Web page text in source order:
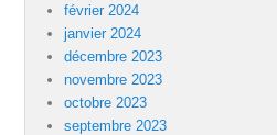
février 2024
janvier 2024
décembre 2023
novembre 2023
octobre 2023
septembre 2023